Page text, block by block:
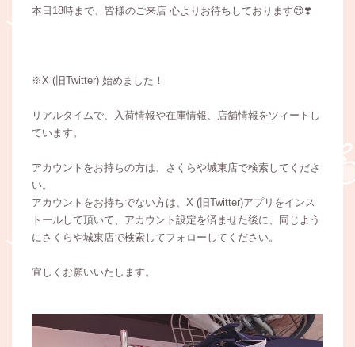
本日18時まで、皆様のご来店 心よりお待ちしております😊❣️
※X (旧Twitter) 始めました！
リアルタイムで、入荷情報や在庫情報、店舗情報をツィートし
ています。
アカウントをお持ちの方は、さくらや城東店で検索してくださ
い。
アカウントをお持ちでない方は、X (旧Twitter)アプリをインス
トールして頂いて、アカウント設定を済ませた後に、同じよう
にさくらや城東店で検索してフォローしてください。
宜しくお願いいたします。